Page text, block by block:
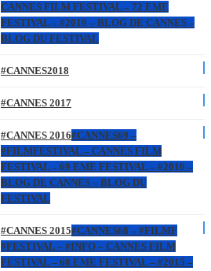
CANNES FILM FESTIVAL – 72 EME
FESTIVAL – #2019 – BLOG DE CANNES –
BLOG DU FESTIVAL
#CANNES2018
#CANNES 2017
#CANNES 2016#CANNES69 –
#FILMFESTIVAL – CANNES FILM
FESTIVAL – 69 EME FESTIVAL – #2016 –
BLOG DE CANNES – BLOG DU
FESTIVAL
#CANNES 2015#CANNES68 – #FILMF
#FESTIVAL – #INFO – CANNES FILM
FESTIVAL – 68 EME FESTIVAL – #2015 –